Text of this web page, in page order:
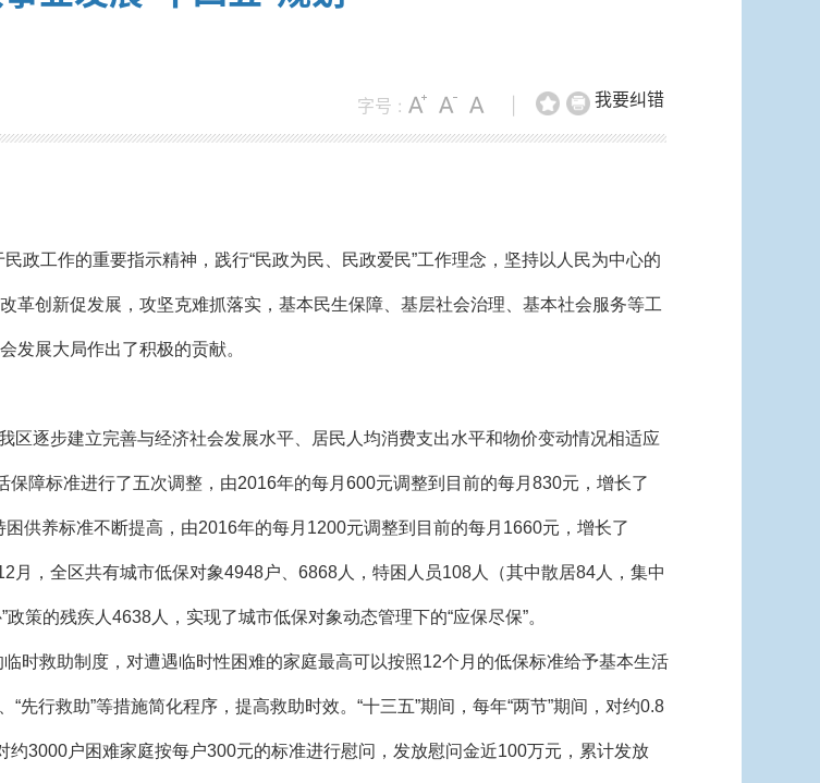
我要纠错
字号 :
政工作的重要指示精神，践行“民政为民、民政爱民”工作理念，坚持以人民为中心的
革创新促发展，攻坚克难抓落实，基本民生保障、基层社会治理、基本社会服务等工
发展大局作出了积极的贡献。
区逐步建立完善与经济社会发展水平、居民人均消费支出水平和物价变动情况相适应
保障标准进行了五次调整，由2016年的每月600元调整到目前的每月830元，增长了
供养标准不断提高，由2016年的每月1200元调整到目前的每月1660元，增长了
，全区共有城市低保对象4948户、6868人，特困人员108人（其中散居84人，集中
策的残疾人4638人，实现了城市低保对象动态管理下的“应保尽保”。
时救助制度，对遭遇临时性困难的家庭最高可以按照12个月的低保标准给予基本生活
先行救助”等措施简化程序，提高救助时效。“十三五”期间，每年“两节”期间，对约0.8
3000户困难家庭按每户300元的标准进行慰问，发放慰问金近100万元，累计发放